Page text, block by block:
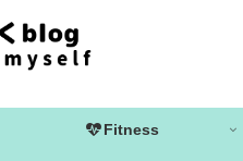
Fitness